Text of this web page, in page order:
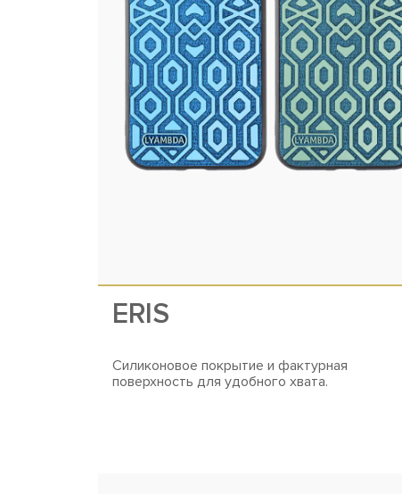
ERIS
Силиконовое покрытие и фактурная
поверхность для удобного хвата.